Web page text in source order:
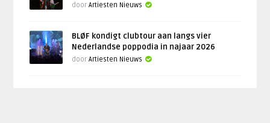
doorArtiesten Nieuws
BLØF kondigt clubtour aan langs vier
Nederlandse poppodia in najaar 2026
doorArtiesten Nieuws